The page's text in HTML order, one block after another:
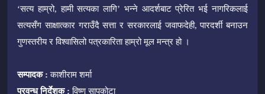
‘सत्य हाम्रो, हामी सत्यका लागि’ भन्ने आदर्शबाट प्रेरित भई नागरिकलाई
सत्यसँग साक्षात्कार गराउँदै सत्ता र सरकारलाई जवाफदेही, पारदर्शी बनाउन
गुणस्तरीय र विश्वासिलो पत्रकारिता हाम्रो मूल मन्त्र हो ।
सम्पादक : काशीराम शर्मा
प्रवन्ध निर्देशक : विष्णु सापकोटा